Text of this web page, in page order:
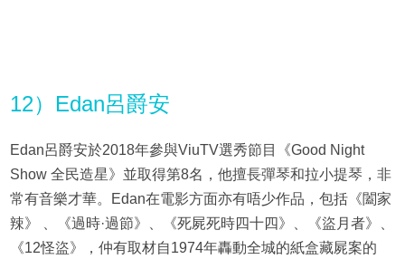
12）Edan呂爵安
Edan呂爵安於2018年參與ViuTV選秀節目《Good Night
Show 全民造星》並取得第8名，他擅長彈琴和拉小提琴，非
常有音樂才華。Edan在電影方面亦有唔少作品，包括《闔家
辣》 、《過時·過節》、《死屍死時四十四》、《盜月者》、
《12怪盜》，仲有取材自1974年轟動全城的紙盒藏屍案的